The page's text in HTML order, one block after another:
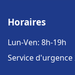
Horaires
Lun-Ven: 8h-19h
Service d'urgence